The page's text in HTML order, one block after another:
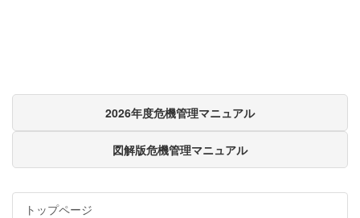
2026年度危機管理マニュアル
図解版危機管理マニュアル
トップページ